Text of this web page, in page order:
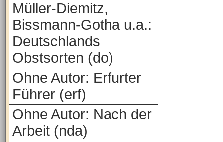
Müller-Diemitz,
Bissmann-Gotha u.a.:
Deutschlands
Obstsorten (do)
Ohne Autor: Erfurter
Führer (erf)
Ohne Autor: Nach der
Arbeit (nda)